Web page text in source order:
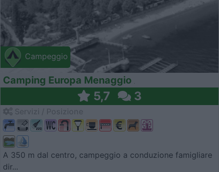
Campeggio
Camping Europa Menaggio
5,7 3
A 350 m dal centro, campeggio a conduzione famigliare
dir...